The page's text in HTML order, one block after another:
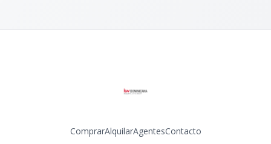
ComprarAlquilarAgentesContacto